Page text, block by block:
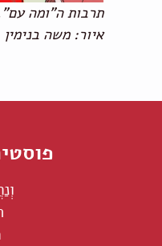
תרבות ה"ומה
איור: משה בנימין